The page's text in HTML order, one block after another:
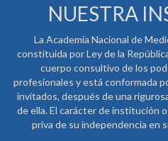
NUESTRA
La Academia Nacional de
constituida por Ley de la
cuerpo consultivo de los
profesionales y está conformada
invitados, después de una
de ella. El carácter de institución
priva de su independencia en